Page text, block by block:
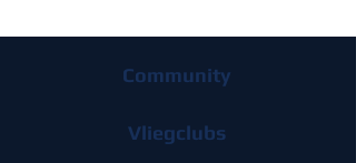
Community
Vliegclubs